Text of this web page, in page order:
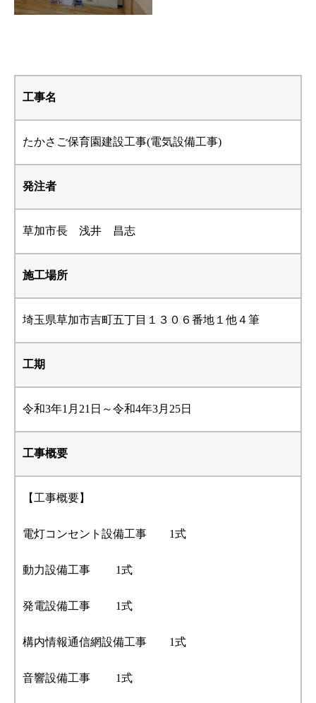
工事名
たかさご保育園建設工事(電気設備工事)
発注者
草加市長 浅井 昌志
施工場所
埼玉県草加市吉町五丁目１３０６番地１他４筆
工期
令和3年1月21日～令和4年3月25日
工事概要
【工事概要】
電灯コンセント設備工事 1式
動力設備工事 1式
発電設備工事 1式
構内情報通信網設備工事 1式
音響設備工事 1式